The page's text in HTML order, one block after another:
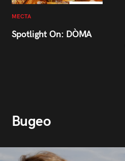
МЕСТА
Spotlight On: DÒMA
Видео